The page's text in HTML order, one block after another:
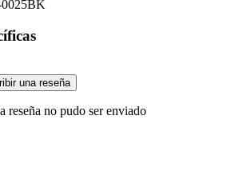
una reseña
reseña no pudo ser enviado